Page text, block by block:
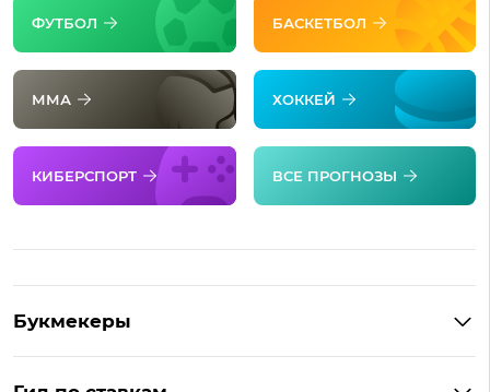
ФУТБОЛ БАСКЕТБОЛ
ММА ХОККЕЙ
КИБЕРСПОРТ ВСЕ ПРОГНОЗЫ
Букмекеры